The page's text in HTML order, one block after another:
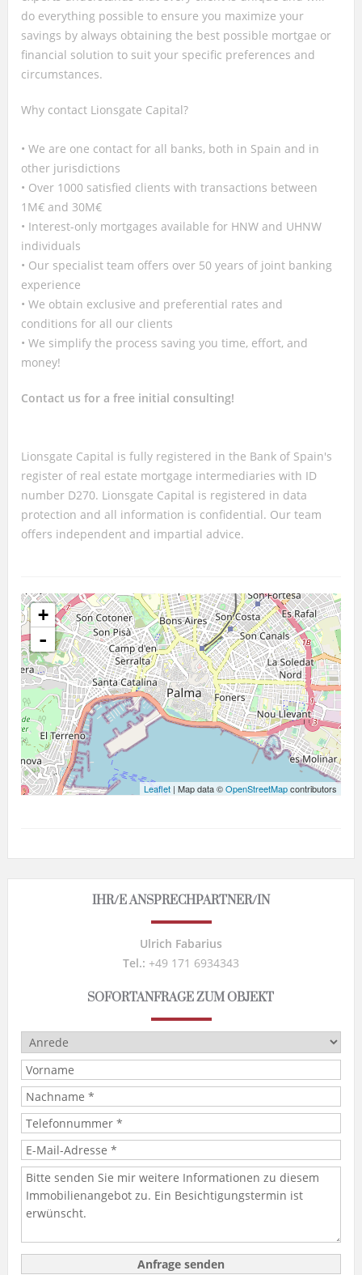
do everything possible to ensure you maximize your
savings by always obtaining the best possible mortgae or
financial solution to suit your specific preferences and
circumstances.
Why contact Lionsgate Capital?
• We are one contact for all banks, both in Spain and in
other jurisdictions
• Over 1000 satisfied clients with transactions between
1M€ and 30M€
• Interest-only mortgages available for HNW and UHNW
individuals
• Our specialist team offers over 50 years of joint banking
experience
• We obtain exclusive and preferential rates and
conditions for all our clients
• We simplify the process saving you time, effort, and
money!
Contact us for a free initial consulting!
Lionsgate Capital is fully registered in the Bank of Spain's
register of real estate mortgage intermediaries with ID
number D270. Lionsgate Capital is registered in data
protection and all information is confidential. Our team
offers independent and impartial advice.
+
-
Leaflet | Map data ©OpenStreetMapcontributors
IHR/E ANSPRECHPARTNER/IN
Ulrich Fabarius
Tel.: +49 171 6934343
SOFORTANFRAGE ZUM OBJEKT